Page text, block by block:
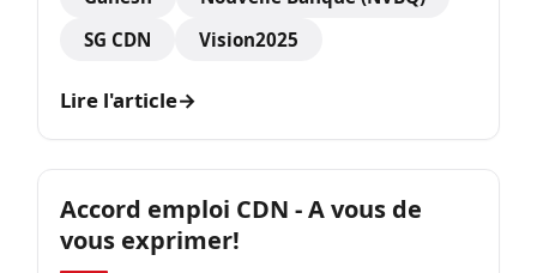
SG CDN
Vision2025
Lire l'article→
Accord emploi CDN - A vous de
vous exprimer!